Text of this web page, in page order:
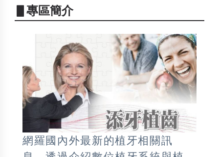
▋專區簡介
網羅國內外最新的植牙相關訊